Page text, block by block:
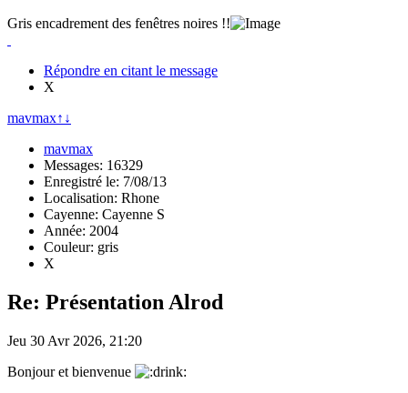
Gris encadrement des fenêtres noires !!
Répondre en citant le message
X
mavmax↑ ↓
mavmax
Messages: 16329
Enregistré le: 7/08/13
Localisation: Rhone
Cayenne: Cayenne S
Année: 2004
Couleur: gris
X
Re: Présentation Alrod
Jeu 30 Avr 2026, 21:20
Bonjour et bienvenue